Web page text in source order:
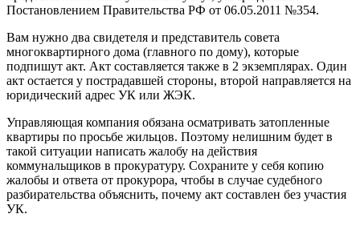
Постановлением Правительства РФ от 06.05.2011 №354.
Вам нужно два свидетеля и представитель совета
многоквартирного дома (главного по дому), которые
подпишут акт. Акт составляется также в 2 экземплярах. Один
акт остается у пострадавшей стороны, второй направляется на
юридический адрес УК или ЖЭК.
Управляющая компания обязана осматривать затопленные
квартиры по просьбе жильцов. Поэтому нелишним будет в
такой ситуации написать жалобу на действия
коммунальщиков в прокуратуру. Сохраните у себя копию
жалобы и ответа от прокурора, чтобы в случае судебного
разбирательства объяснить, почему акт составлен без участия
УК.